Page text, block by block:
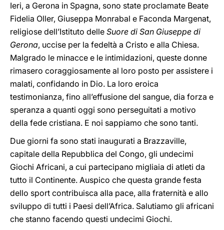
Ieri, a Gerona in Spagna, sono state proclamate Beate
Fidelia Oller, Giuseppa Monrabal e Faconda Margenat,
religiose dell’Istituto delle Suore di San Giuseppe di
Gerona, uccise per la fedeltà a Cristo e alla Chiesa.
Malgrado le minacce e le intimidazioni, queste donne
rimasero coraggiosamente al loro posto per assistere i
malati, confidando in Dio. La loro eroica
testimonianza, fino all’effusione del sangue, dia forza e
speranza a quanti oggi sono perseguitati a motivo
della fede cristiana. E noi sappiamo che sono tanti.
Due giorni fa sono stati inaugurati a Brazzaville,
capitale della Repubblica del Congo, gli undecimi
Giochi Africani, a cui partecipano migliaia di atleti da
tutto il Continente. Auspico che questa grande festa
dello sport contribuisca alla pace, alla fraternità e allo
sviluppo di tutti i Paesi dell’Africa. Salutiamo gli africani
che stanno facendo questi undecimi Giochi.